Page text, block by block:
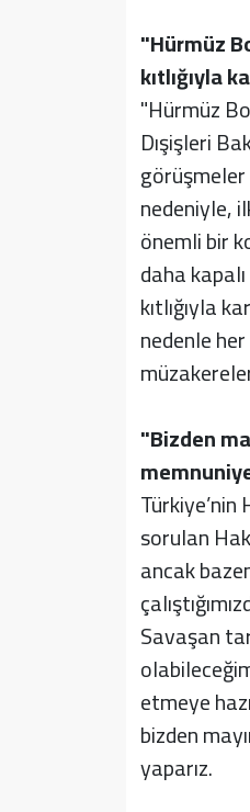
"Hürmüz
kıtlığıyla
"Hürmüz
Dışişleri
nedeniyle,
önemli bir
daha
kıtlığıyla
nedenle
"Bizden
sorulan
ancak
Savaşan
etmeye
bizden
yaparız.